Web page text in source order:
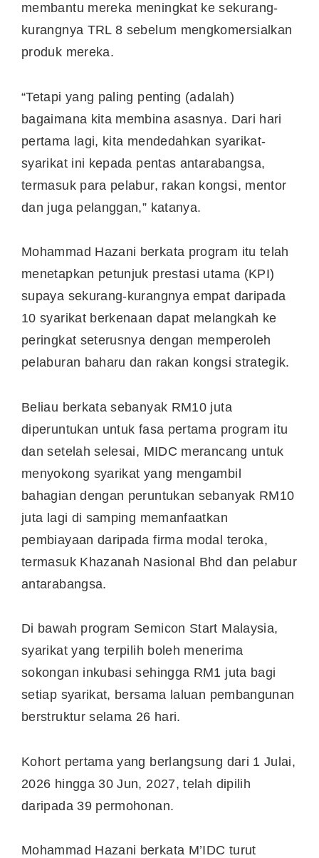
membantu mereka meningkat ke sekurang-
kurangnya TRL 8 sebelum mengkomersialkan
produk mereka.
“Tetapi yang paling penting (adalah)
bagaimana kita membina asasnya. Dari hari
pertama lagi, kita mendedahkan syarikat-
syarikat ini kepada pentas antarabangsa,
termasuk para pelabur, rakan kongsi, mentor
dan juga pelanggan,” katanya.
Mohammad Hazani berkata program itu telah
menetapkan petunjuk prestasi utama (KPI)
supaya sekurang-kurangnya empat daripada
10 syarikat berkenaan dapat melangkah ke
peringkat seterusnya dengan memperoleh
pelaburan baharu dan rakan kongsi strategik.
Beliau berkata sebanyak RM10 juta
diperuntukan untuk fasa pertama program itu
dan setelah selesai, MIDC merancang untuk
menyokong syarikat yang mengambil
bahagian dengan peruntukan sebanyak RM10
juta lagi di samping memanfaatkan
pembiayaan daripada firma modal teroka,
termasuk Khazanah Nasional Bhd dan pelabur
antarabangsa.
Di bawah program Semicon Start Malaysia,
syarikat yang terpilih boleh menerima
sokongan inkubasi sehingga RM1 juta bagi
setiap syarikat, bersama laluan pembangunan
berstruktur selama 26 hari.
Kohort pertama yang berlangsung dari 1 Julai,
2026 hingga 30 Jun, 2027, telah dipilih
daripada 39 permohonan.
Mohammad Hazani berkata M’IDC turut